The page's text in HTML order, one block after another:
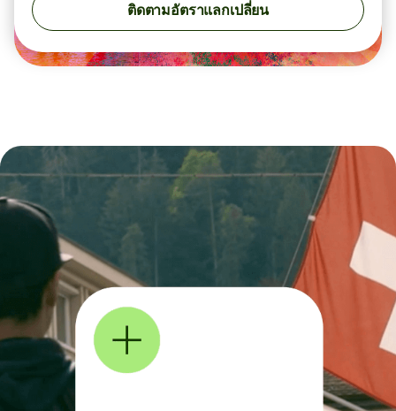
ติดตามอัตราแลกเปลี่ยน